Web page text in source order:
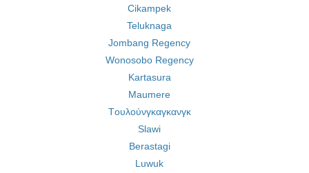
Cikampek
Teluknaga
Jombang Regency
Wonosobo Regency
Kartasura
Maumere
Tουλούνγκαγκανγκ
Slawi
Berastagi
Luwuk